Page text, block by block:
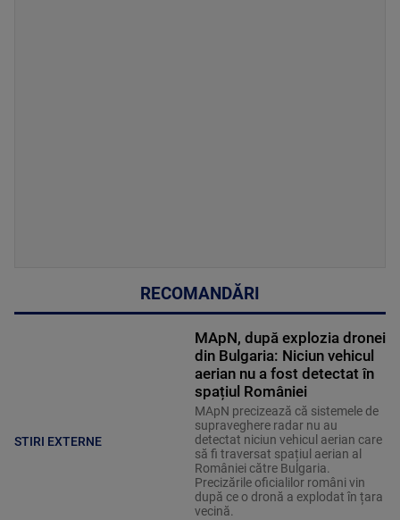
RECOMANDĂRI
STIRI EXTERNE
MApN, după explozia dronei
din Bulgaria: Niciun vehicul
aerian nu a fost detectat în
spațiul României
MApN precizează că sistemele de
supraveghere radar nu au
detectat niciun vehicul aerian care
să fi traversat spațiul aerian al
României către Bulgaria.
Precizările oficialilor români vin
după ce o dronă a explodat în țara
vecină.